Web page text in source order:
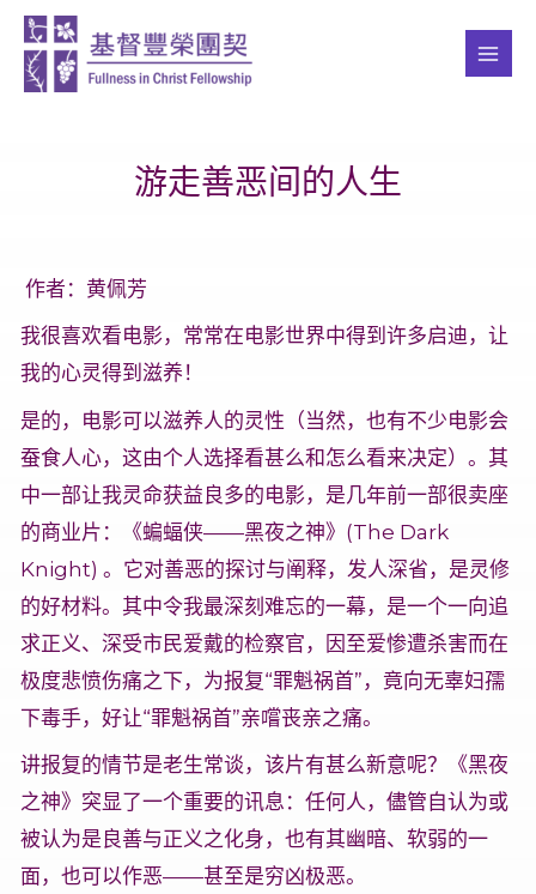
游走善恶间的人生
作者：黄佩芳
我很喜欢看电影，常常在电影世界中得到许多启迪，让
我的心灵得到滋养！
是的，电影可以滋养人的灵性（当然，也有不少电影会
蚕食人心，这由个人选择看甚么和怎么看来决定）。其
中一部让我灵命获益良多的电影，是几年前一部很卖座
的商业片：《蝙蝠侠——黑夜之神》(The Dark
Knight) 。它对善恶的探讨与阐释，发人深省，是灵修
的好材料。其中令我最深刻难忘的一幕，是一个一向追
求正义、深受市民爱戴的检察官，因至爱惨遭杀害而在
极度悲愤伤痛之下，为报复“罪魁祸首”，竟向无辜妇孺
下毒手，好让“罪魁祸首”亲嚐丧亲之痛。
讲报复的情节是老生常谈，该片有甚么新意呢？《黑夜
之神》突显了一个重要的讯息：任何人，儘管自认为或
被认为是良善与正义之化身，也有其幽暗、软弱的一
面，也可以作恶——甚至是穷凶极恶。